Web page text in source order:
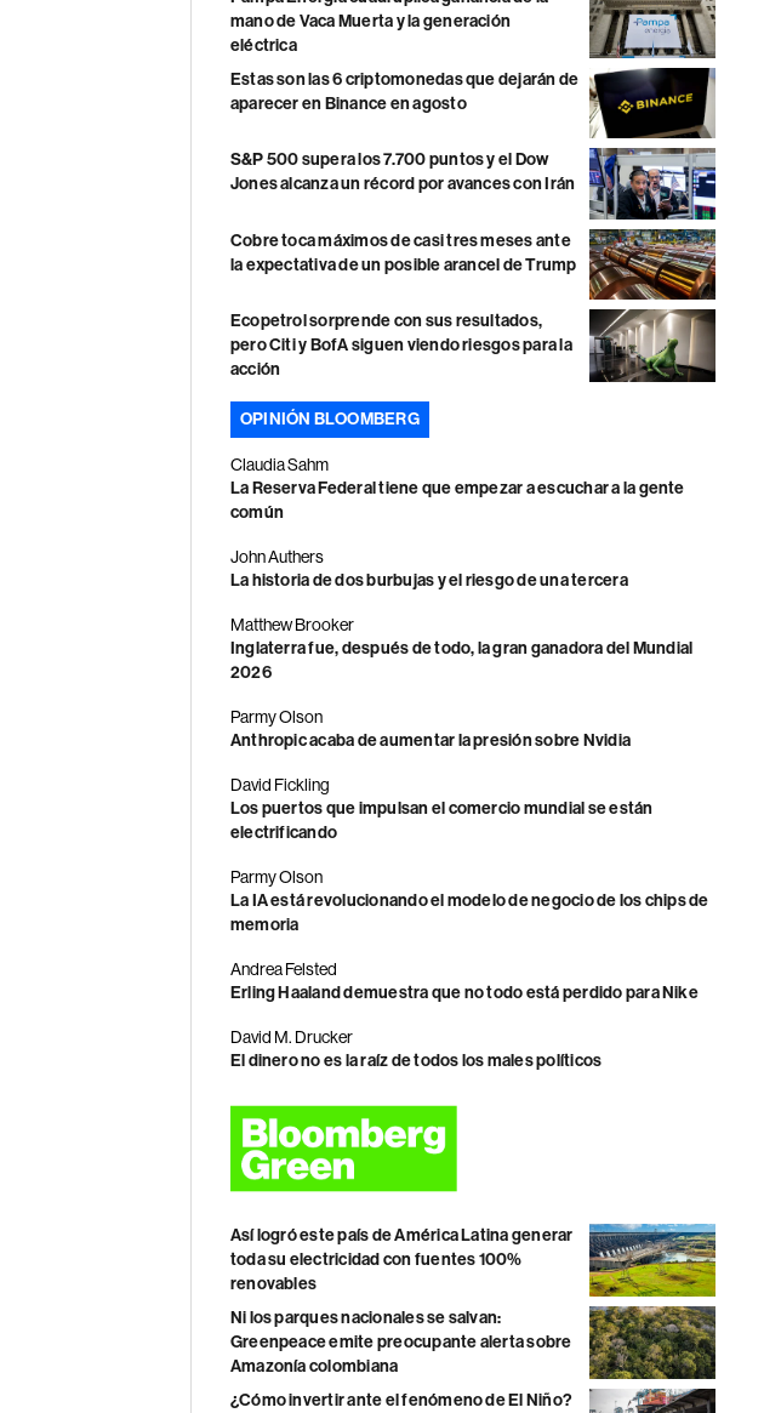
mano de Vaca Muerta y la generación
eléctrica
Estas son las 6 criptomonedas que dejarán de
aparecer en Binance en agosto
S&P 500 supera los 7.700 puntos y el Dow
Jones alcanza un récord por avances con Irán
Cobre toca máximos de casi tres meses ante
la expectativa de un posible arancel de Trump
Ecopetrol sorprende con sus resultados,
pero Citi y BofA siguen viendo riesgos para la
acción
OPINIÓN BLOOMBERG
Claudia Sahm
La Reserva Federal tiene que empezar a escuchar a la gente
común
John Authers
La historia de dos burbujas y el riesgo de una tercera
Matthew Brooker
Inglaterra fue, después de todo, la gran ganadora del Mundial
2026
Parmy Olson
Anthropic acaba de aumentar la presión sobre Nvidia
David Fickling
Los puertos que impulsan el comercio mundial se están
electrificando
Parmy Olson
La IA está revolucionando el modelo de negocio de los chips de
memoria
Andrea Felsted
Erling Haaland demuestra que no todo está perdido para Nike
David M. Drucker
El dinero no es la raíz de todos los males políticos
Así logró este país de América Latina generar
toda su electricidad con fuentes 100%
renovables
Ni los parques nacionales se salvan:
Greenpeace emite preocupante alerta sobre
Amazonía colombiana
¿Cómo invertir ante el fenómeno de El Niño?